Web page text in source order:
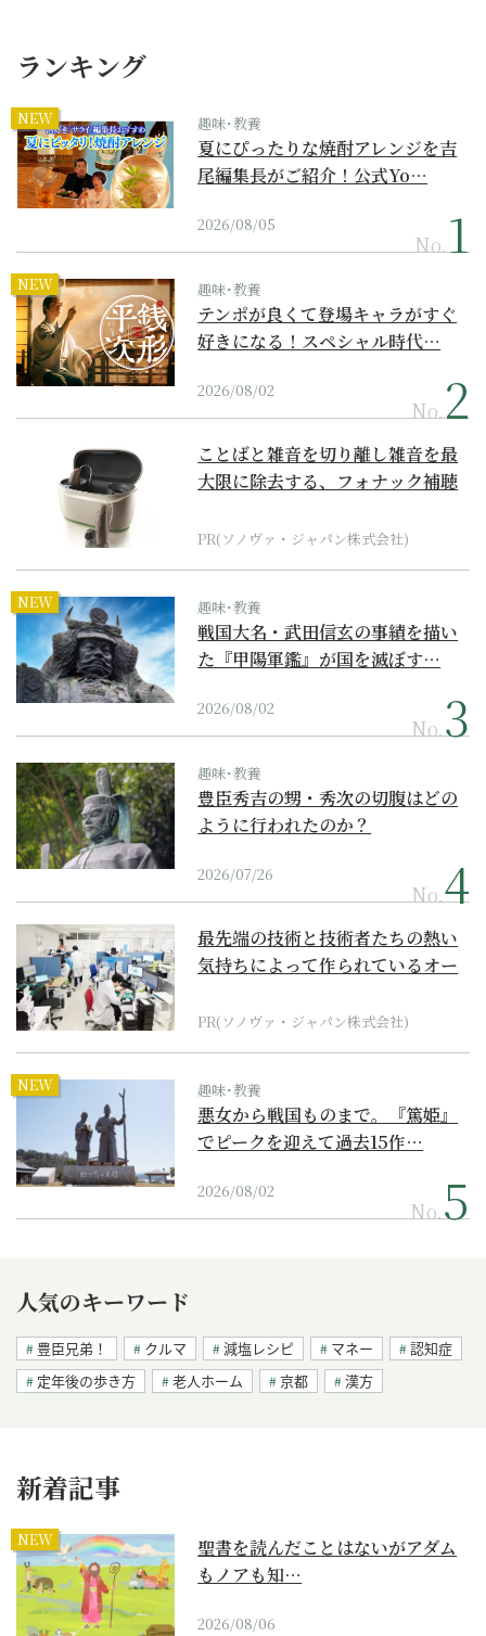
ランキング
NEW 趣味･教養
夏にぴったりな焼酎アレンジを吉
尾編集長がご紹介！公式Yo…
2026/08/05
No.
NEW 趣味･教養
テンポが良くて登場キャラがすぐ
好きになる！スペシャル時代…
2026/08/02
No.
ことばと雑音を切り離し雑音を最
大限に除去する、フォナック補聴
PR(ソノヴァ・ジャパン株式会社)
NEW 趣味･教養
戦国大名・武田信玄の事績を描い
た『甲陽軍鑑』が国を滅ぼす…
2026/08/02
No.
趣味･教養
豊臣秀吉の甥・秀次の切腹はどの
ように行われたのか？
2026/07/26
No.
最先端の技術と技術者たちの熱い
気持ちによって作られているオー
PR(ソノヴァ・ジャパン株式会社)
NEW 趣味･教養
悪女から戦国ものまで。『篤姫』
でピークを迎えて過去15作…
2026/08/02
No.
人気のキーワード
豊臣兄弟！ クルマ 減塩レシピ マネー
認知症
定年後の歩き方
老人ホーム 京都 漢方
新着記事
NEW
聖書を読んだことはないがアダム
もノアも知…
2026/08/06